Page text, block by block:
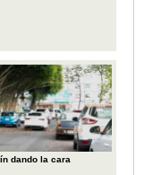
dando la cara